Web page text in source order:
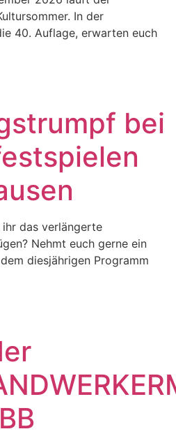
In der
40. Auflage, erwarten euch
bei
das verlängerte
Nehmt euch gerne ein
diesjährigen Programm